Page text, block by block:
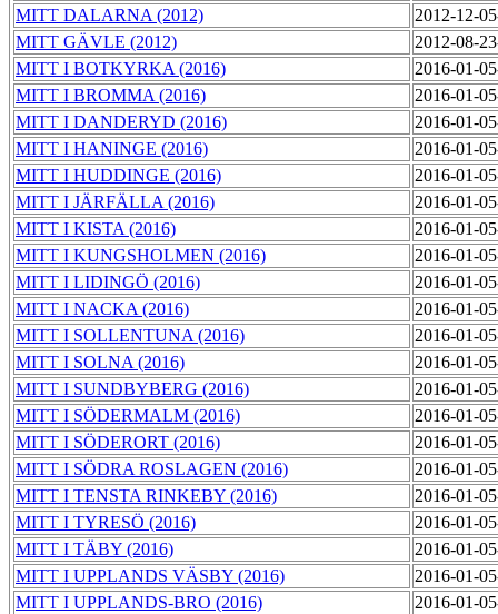
MITT DALARNA (2012)
2012-12-
MITT GÄVLE (2012)
2012-08-
MITT I BOTKYRKA (2016)
2016-01-
MITT I BROMMA (2016)
2016-01-
MITT I DANDERYD (2016)
2016-01-
MITT I HANINGE (2016)
2016-01-
MITT I HUDDINGE (2016)
2016-01-
MITT I JÄRFÄLLA (2016)
2016-01-
MITT I KISTA (2016)
2016-01-
MITT I KUNGSHOLMEN (2016)
2016-01-
MITT I LIDINGÖ (2016)
2016-01-
MITT I NACKA (2016)
2016-01-
MITT I SOLLENTUNA (2016)
2016-01-
MITT I SOLNA (2016)
2016-01-
MITT I SUNDBYBERG (2016)
2016-01-
MITT I SÖDERMALM (2016)
2016-01-
MITT I SÖDERORT (2016)
2016-01-
MITT I SÖDRA ROSLAGEN (2016)
2016-01-
MITT I TENSTA RINKEBY (2016)
2016-01-
MITT I TYRESÖ (2016)
2016-01-
MITT I TÄBY (2016)
2016-01-
MITT I UPPLANDS VÄSBY (2016)
2016-01-
MITT I UPPLANDS-BRO (2016)
2016-01-